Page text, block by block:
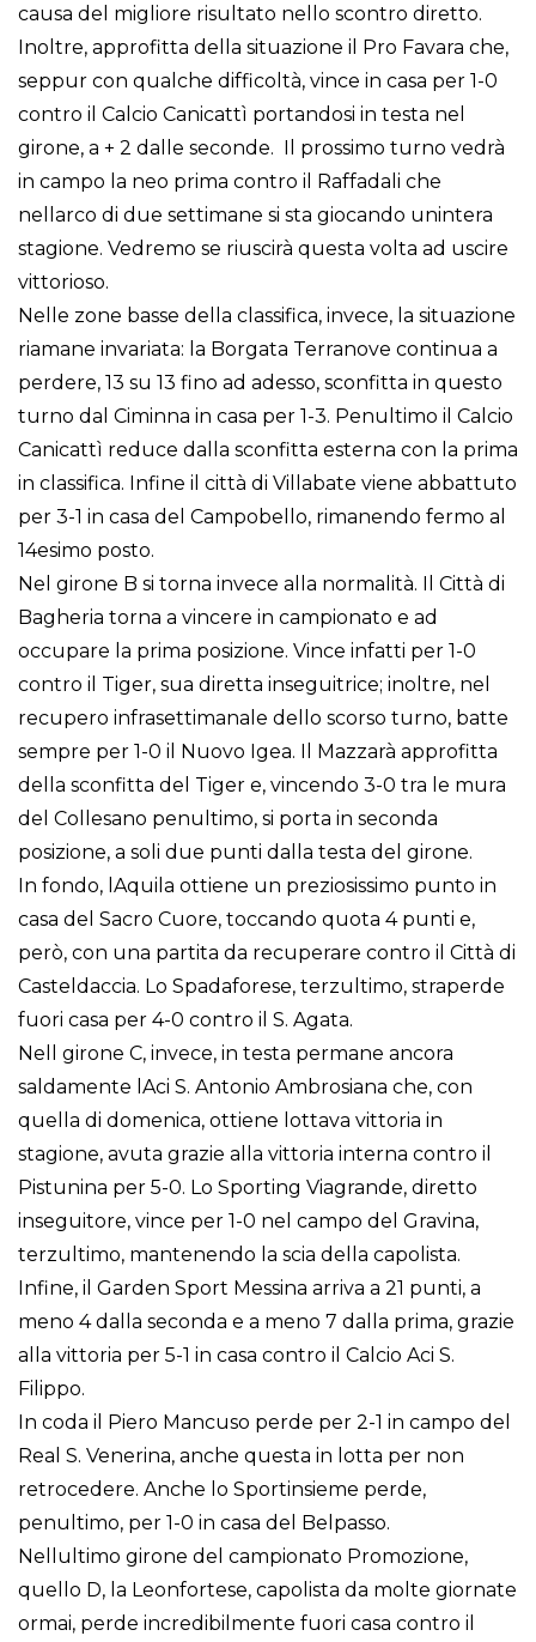
causa del migliore risultato nello scontro diretto.
Inoltre, approfitta della situazione il Pro Favara che,
seppur con qualche difficoltà, vince in casa per 1-0
contro il Calcio Canicattì portandosi in testa nel
girone, a + 2 dalle seconde. Il prossimo turno vedrà
in campo la neo prima contro il Raffadali che
nellarco di due settimane si sta giocando unintera
stagione. Vedremo se riuscirà questa volta ad uscire
vittorioso.
Nelle zone basse della classifica, invece, la situazione
riamane invariata: la Borgata Terranove continua a
perdere, 13 su 13 fino ad adesso, sconfitta in questo
turno dal Ciminna in casa per 1-3. Penultimo il Calcio
Canicattì reduce dalla sconfitta esterna con la prima
in classifica. Infine il città di Villabate viene abbattuto
per 3-1 in casa del Campobello, rimanendo fermo al
14esimo posto.
Nel girone B si torna invece alla normalità. Il Città di
Bagheria torna a vincere in campionato e ad
occupare la prima posizione. Vince infatti per 1-0
contro il Tiger, sua diretta inseguitrice; inoltre, nel
recupero infrasettimanale dello scorso turno, batte
sempre per 1-0 il Nuovo Igea. Il Mazzarà approfitta
della sconfitta del Tiger e, vincendo 3-0 tra le mura
del Collesano penultimo, si porta in seconda
posizione, a soli due punti dalla testa del girone.
In fondo, lAquila ottiene un preziosissimo punto in
casa del Sacro Cuore, toccando quota 4 punti e,
però, con una partita da recuperare contro il Città di
Casteldaccia. Lo Spadaforese, terzultimo, straperde
fuori casa per 4-0 contro il S. Agata.
Nell girone C, invece, in testa permane ancora
saldamente lAci S. Antonio Ambrosiana che, con
quella di domenica, ottiene lottava vittoria in
stagione, avuta grazie alla vittoria interna contro il
Pistunina per 5-0. Lo Sporting Viagrande, diretto
inseguitore, vince per 1-0 nel campo del Gravina,
terzultimo, mantenendo la scia della capolista.
Infine, il Garden Sport Messina arriva a 21 punti, a
meno 4 dalla seconda e a meno 7 dalla prima, grazie
alla vittoria per 5-1 in casa contro il Calcio Aci S.
Filippo.
In coda il Piero Mancuso perde per 2-1 in campo del
Real S. Venerina, anche questa in lotta per non
retrocedere. Anche lo Sportinsieme perde,
penultimo, per 1-0 in casa del Belpasso.
Nellultimo girone del campionato Promozione,
quello D, la Leonfortese, capolista da molte giornate
ormai, perde incredibilmente fuori casa contro il